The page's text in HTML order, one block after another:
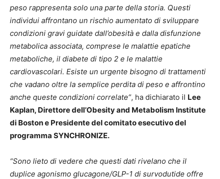
peso rappresenta solo una parte della storia. Questi
individui affrontano un rischio aumentato di sviluppare
condizioni gravi guidate dall’obesità e dalla disfunzione
metabolica associata, comprese le malattie epatiche
metaboliche, il diabete di tipo 2 e le malattie
cardiovascolari. Esiste un urgente bisogno di trattamenti
che vadano oltre la semplice perdita di peso e affrontino
anche queste condizioni correlate”, ha dichiarato il Lee
Kaplan, Direttore dell’Obesity and Metabolism Institute
di Boston e Presidente del comitato esecutivo del
programma SYNCHRONIZE.
“Sono lieto di vedere che questi dati rivelano che il
duplice agonismo glucagone/GLP-1 di survodutide offre